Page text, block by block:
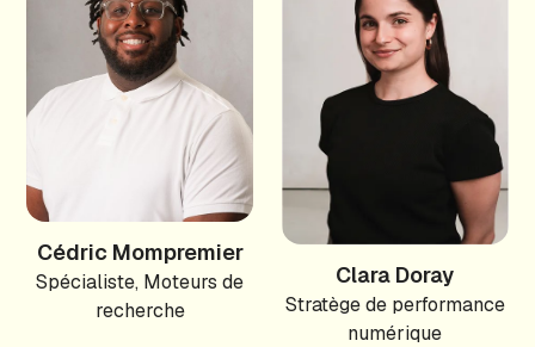
Cédric Mompremier
Spécialiste, Moteurs de
recherche
Clara Doray
Stratège de performance
numérique